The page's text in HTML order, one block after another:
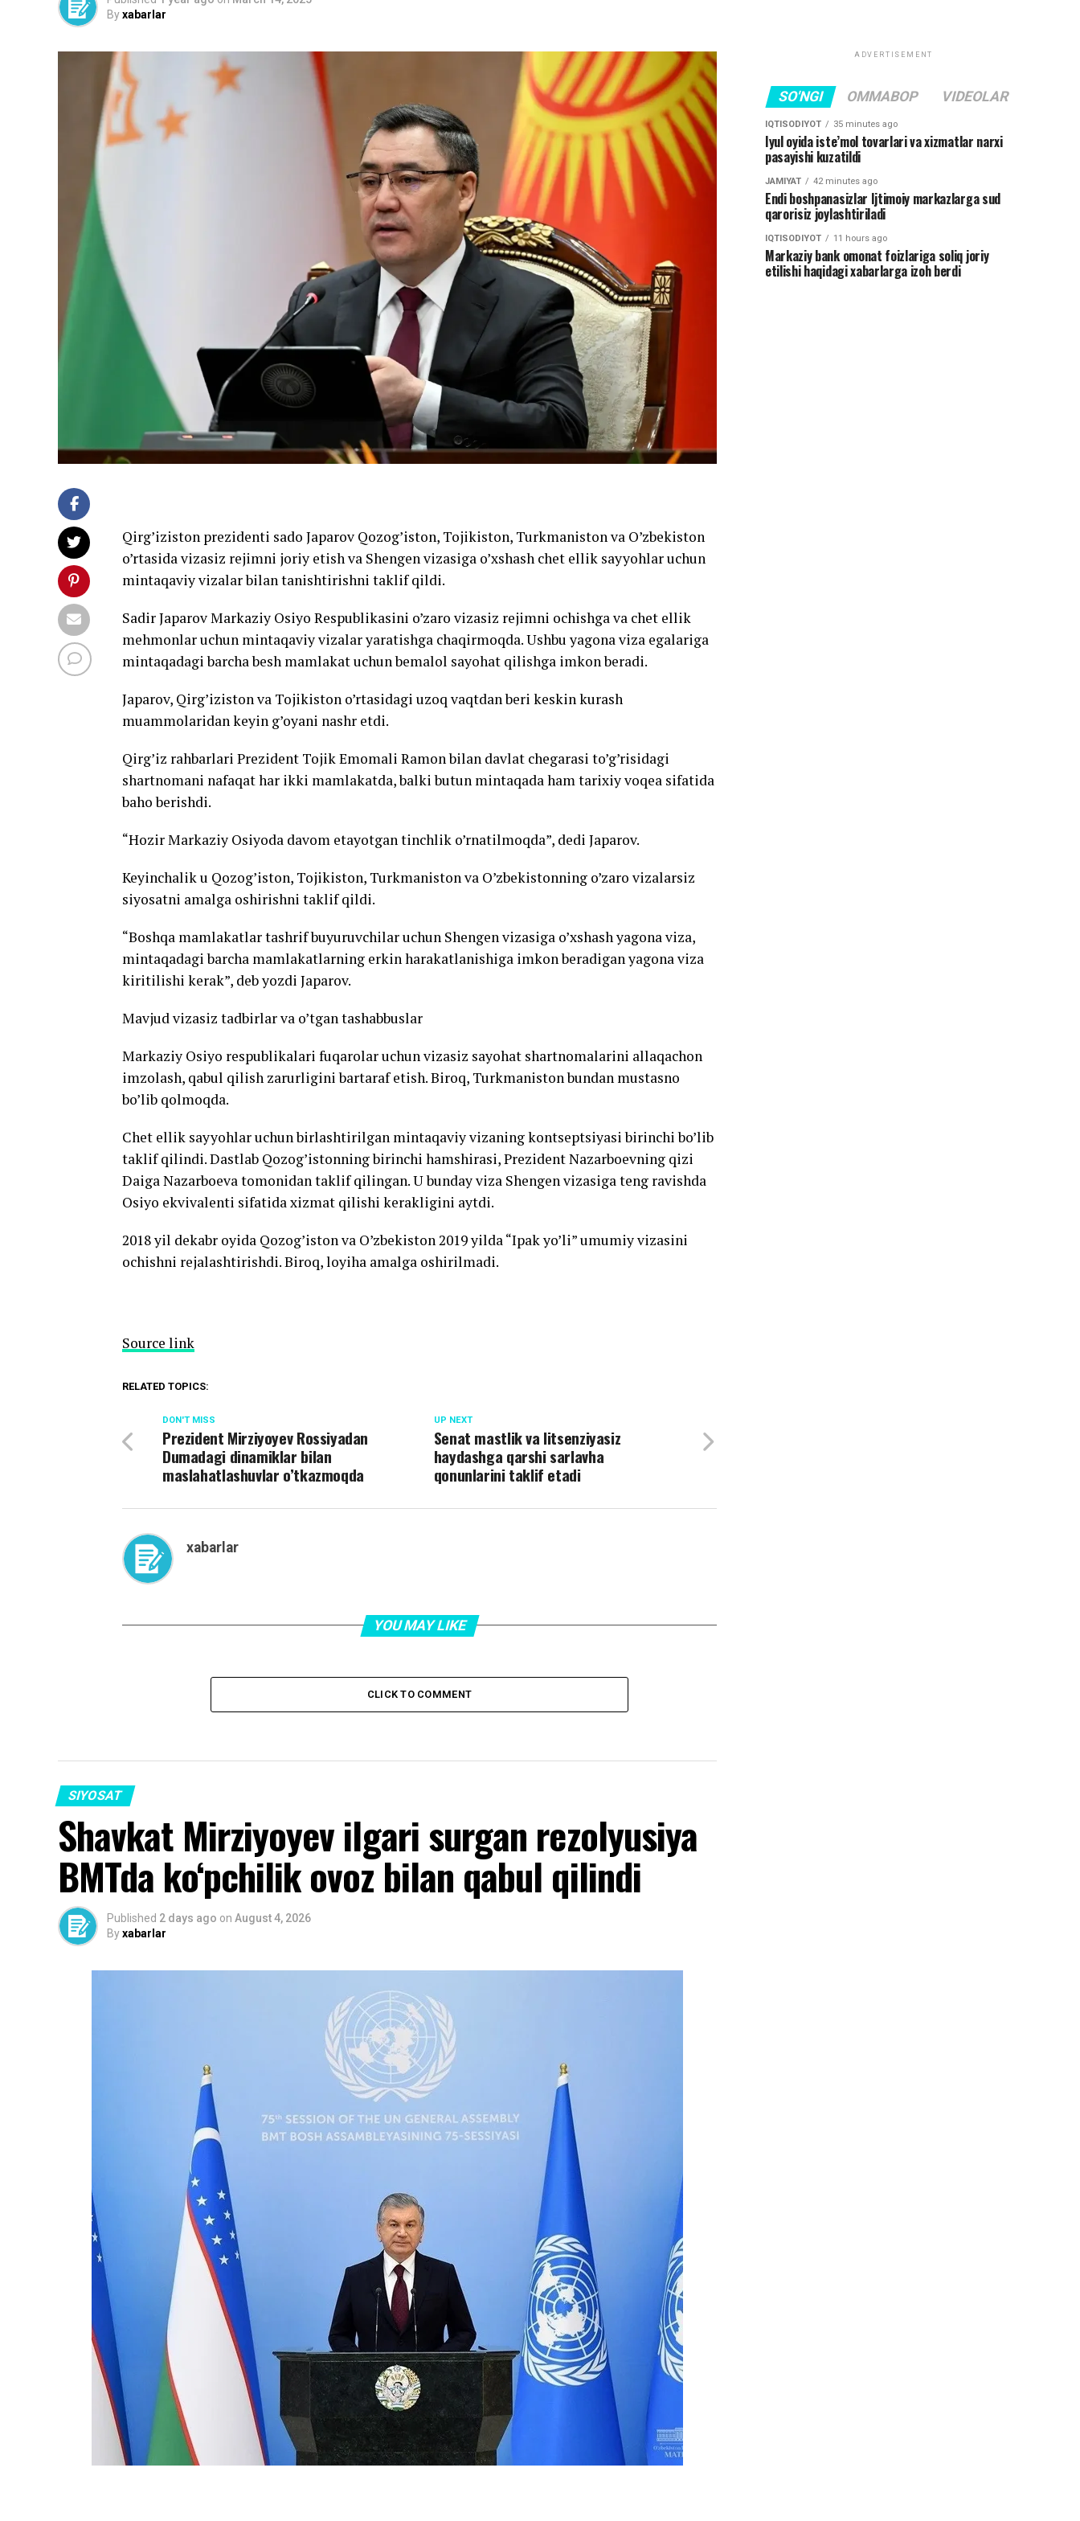
Byxabarlar
Qirg’iziston prezidenti sado Japarov Qozog’iston, Tojikiston, Turkmaniston va O’zbekiston
o’rtasida vizasiz rejimni joriy etish va Shengen vizasiga o’xshash chet ellik sayyohlar uchun
mintaqaviy vizalar bilan tanishtirishni taklif qildi.
Sadir Japarov Markaziy Osiyo Respublikasini o’zaro vizasiz rejimni ochishga va chet ellik
mehmonlar uchun mintaqaviy vizalar yaratishga chaqirmoqda. Ushbu yagona viza egalariga
mintaqadagi barcha besh mamlakat uchun bemalol sayohat qilishga imkon beradi.
Japarov, Qirg’iziston va Tojikiston o’rtasidagi uzoq vaqtdan beri keskin kurash
muammolaridan keyin g’oyani nashr etdi.
Qirg’iz rahbarlari Prezident Tojik Emomali Ramon bilan davlat chegarasi to’g’risidagi
shartnomani nafaqat har ikki mamlakatda, balki butun mintaqada ham tarixiy voqea sifatida
baho berishdi.
“Hozir Markaziy Osiyoda davom etayotgan tinchlik o’rnatilmoqda”, dedi Japarov.
Keyinchalik u Qozog’iston, Tojikiston, Turkmaniston va O’zbekistonning o’zaro vizalarsiz
siyosatni amalga oshirishni taklif qildi.
“Boshqa mamlakatlar tashrif buyuruvchilar uchun Shengen vizasiga o’xshash yagona viza,
mintaqadagi barcha mamlakatlarning erkin harakatlanishiga imkon beradigan yagona viza
kiritilishi kerak”, deb yozdi Japarov.
Mavjud vizasiz tadbirlar va o’tgan tashabbuslar
Markaziy Osiyo respublikalari fuqarolar uchun vizasiz sayohat shartnomalarini allaqachon
imzolash, qabul qilish zarurligini bartaraf etish. Biroq, Turkmaniston bundan mustasno
bo’lib qolmoqda.
Chet ellik sayyohlar uchun birlashtirilgan mintaqaviy vizaning kontseptsiyasi birinchi bo’lib
taklif qilindi. Dastlab Qozog’istonning birinchi hamshirasi, Prezident Nazarboevning qizi
Daiga Nazarboeva tomonidan taklif qilingan. U bunday viza Shengen vizasiga teng ravishda
Osiyo ekvivalenti sifatida xizmat qilishi kerakligini aytdi.
2018 yil dekabr oyida Qozog’iston va O’zbekiston 2019 yilda “Ipak yo’li” umumiy vizasini
ochishni rejalashtirishdi. Biroq, loyiha amalga oshirilmadi.
Source link
RELATED TOPICS:
UP NEXT
Senat mastlik va litsenziyasiz
haydashga qarshi sarlavha
qonunlarini taklif etadi
DON'T MISS
Prezident Mirziyoyev Rossiyadan
Dumadagi dinamiklar bilan
maslahatlashuvlar o’tkazmoqda
xabarlar
YOU MAY LIKE
CLICK TO COMMENT
SIYOSAT
Shavkat Mirziyoyev ilgari surgan rezolyusiya
BMTda ko‘pchilik ovoz bilan qabul qilindi
Published 2 days ago on August 4, 2026
Byxabarlar
ADVERTISEMENT
SO'NGI OMMABOP VIDEOLAR
IQTISODIYOT 35 minutes ago
Iyul oyida iste’mol tovarlari va xizmatlar narxi
pasayishi kuzatildi
JAMIYAT 42 minutes ago
Endi boshpanasizlar Ijtimoiy markazlarga sud
qarorisiz joylashtiriladi
IQTISODIYOT 11 hours ago
Markaziy bank omonat foizlariga soliq joriy
etilishi haqidagi xabarlarga izoh berdi